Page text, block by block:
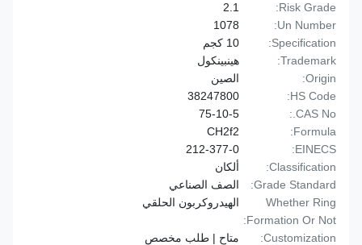
Risk Grade:
Un Number:
Specification:
Trademark:
هينبينكول
Origin:
الصين
HS Code:
38247800
CAS No.:
75-10-5
Formula:
CH2f2
EINECS:
212-377-0
Classification:
Grade Standard:
الصف الصناعي
Whether Ring
Formation Or Not:
الهيدروكربون الحلقي
Customization:
متاح | طلب مخصص